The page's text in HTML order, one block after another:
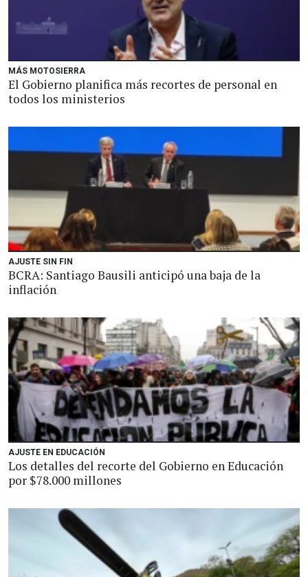
MÁS MOTOSIERRA
El Gobierno planifica más recortes de personal en
todos los ministerios
AJUSTE SIN FIN
BCRA: Santiago Bausili anticipó una baja de la
inflación
AJUSTE EN EDUCACIÓN
Los detalles del recorte del Gobierno en Educación
por $78.000 millones